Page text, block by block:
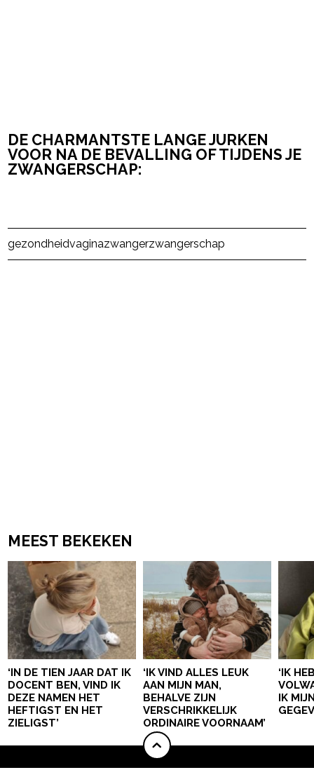
DE CHARMANTSTE LANGE JURKEN
VOOR NA DE BEVALLING OF TIJDENS JE
ZWANGERSCHAP:
gezondheidvaginazwangerzwangerschap
MEEST BEKEKEN
‘IN DE TIEN JAAR DAT IK
DOCENT BEN, VIND IK
DEZE NAMEN HET
HEFTIGST EN HET
ZIELIGST’
‘IK VIND ALLES LEUK
AAN MIJN MAN,
BEHALVE ZIJN
VERSCHRIKKELIJK
ORDINAIRE VOORNAAM’
‘IK
IK